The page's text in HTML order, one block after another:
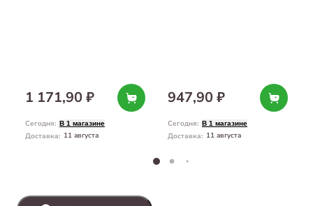
1 171,90 ₽
Сегодня: В 1 магазине
Доставка: 11 августа
947,90 ₽
Сегодня: В 1 магазине
Доставка: 11 августа